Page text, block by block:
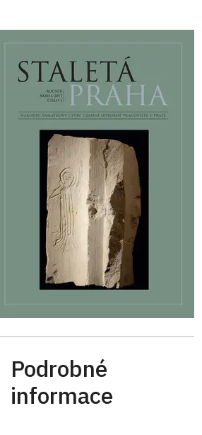
Podrobné
informace